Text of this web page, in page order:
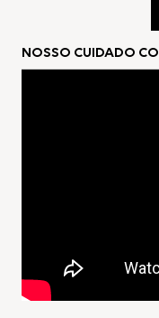
Forro:
NOSSO CUIDADO